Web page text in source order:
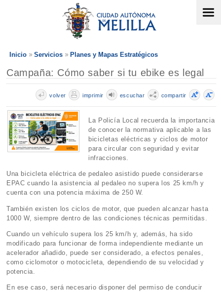
Inicio Servicios Planes y Mapas Estratégicos
Campaña: Cómo saber si tu ebike es legal
compartir
escuchar
imprimir
volver
La Policía Local recuerda la importancia
de conocer la normativa aplicable a las
bicicletas eléctricas y ciclos de motor
para circular con seguridad y evitar
infracciones.
Una bicicleta eléctrica de pedaleo asistido puede considerarse
EPAC cuando la asistencia al pedaleo no supera los 25 km/h y
cuenta con una potencia máxima de 250 W.
También existen los ciclos de motor, que pueden alcanzar hasta
1000 W, siempre dentro de las condiciones técnicas permitidas.
Cuando un vehículo supera los 25 km/h y, además, ha sido
modificado para funcionar de forma independiente mediante un
acelerador añadido, puede ser considerado, a efectos penales,
como ciclomotor o motocicleta, dependiendo de su velocidad y
potencia.
En ese caso, será necesario disponer del permiso de conducir